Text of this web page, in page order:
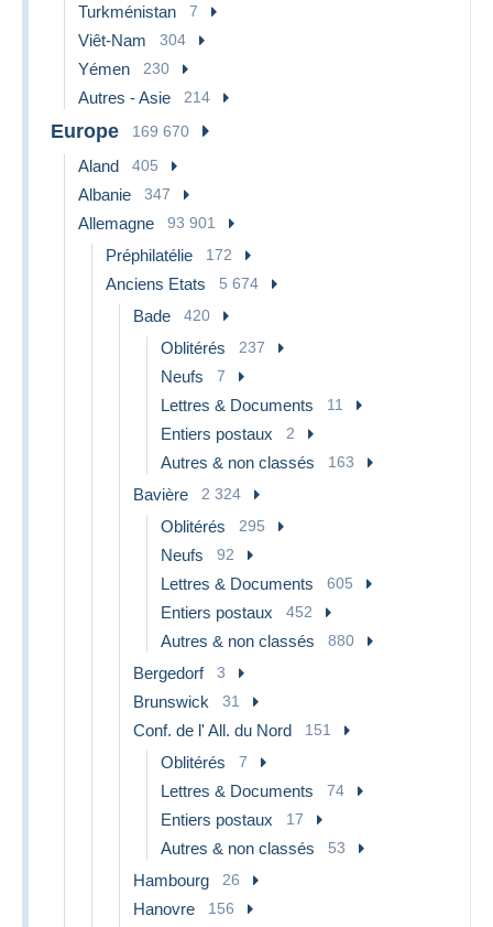
Turkménistan 7
Viêt-Nam 304
Yémen 230
Autres - Asie 214
Europe 169 670
Aland 405
Albanie 347
Allemagne 93 901
Préphilatélie 172
Anciens Etats 5 674
Bade 420
Oblitérés 237
Neufs 7
Lettres & Documents 11
Entiers postaux 2
Autres & non classés 163
Bavière 2 324
Oblitérés 295
Neufs 92
Lettres & Documents 605
Entiers postaux 452
Autres & non classés 880
Bergedorf 3
Brunswick 31
Conf. de l' All. du Nord 151
Oblitérés 7
Lettres & Documents 74
Entiers postaux 17
Autres & non classés 53
Hambourg 26
Hanovre 156